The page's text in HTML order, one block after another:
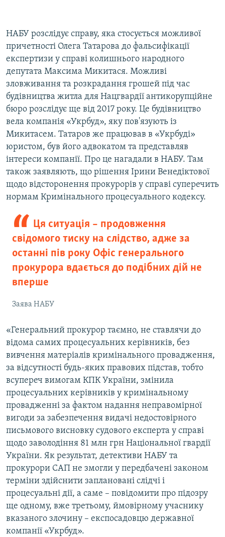
НАБУ розслідує справу, яка стосується можливої
причетності Олега Татарова до фальсифікації
експертизи у справі колишнього народного
депутата Максима Микитася. Можливі
зловживання та розкрадання грошей під час
будівництва житла для Нацгвардії антикорупційне
бюро розслідує ще від 2017 року. Це будівництво
вела компанія «Укрбуд», яку пов'язують із
Микитасем. Татаров же працював в «Укрбуді»
юристом, був його адвокатом та представляв
інтереси компанії. Про це нагадали в НАБУ. Там
також заявляють, що рішення Ірини Венедіктової
щодо відсторонення прокурорів у справі суперечить
нормам Кримінального процесуального кодексу.
Ця ситуація – продовження
свідомого тиску на слідство, адже за
останні пів року Офіс генерального
прокурора вдається до подібних дій не
вперше
Заява НАБУ
«Генеральний прокурор таємно, не ставлячи до
відома самих процесуальних керівників, без
вивчення матеріалів кримінального провадження,
за відсутності будь-яких правових підстав, тобто
всупереч вимогам КПК України, змінила
процесуальних керівників у кримінальному
провадженні за фактом надання неправомірної
вигоди за забезпечення видачі недостовірного
письмового висновку судового експерта у справі
щодо заволодіння 81 млн грн Національної гвардії
України. Як результат, детективи НАБУ та
прокурори САП не змогли у передбачені законом
терміни здійснити заплановані слідчі і
процесуальні дії, а саме – повідомити про підозру
ще одному, вже третьому, ймовірному учаснику
вказаного злочину – експосадовцю державної
компанії «Укрбуд».